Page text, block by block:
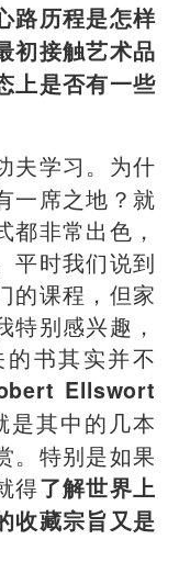
路历程是怎样
初接触艺术品
上是否有一些
夫学习。为什
一席之地？就
都非常出色，
平时我们说到
的课程，但家
别感兴趣，
书其实并不
Ellswort
是其中的几本
。特别是如果
得了解世界上
收藏宗旨又是